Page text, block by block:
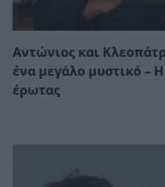
Αντώνιος και
ένα μεγάλο μυστικό –
έρωτας